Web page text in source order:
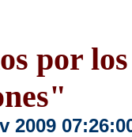
por
2009